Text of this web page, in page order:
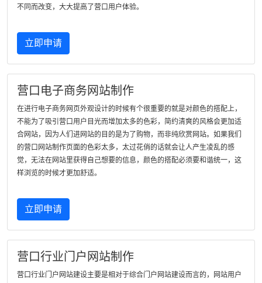
不同而改变，大大提高了营口用户体验。
立即申请
营口电子商务网站制作
在进行电子商务网页外观设计的时候有个很重要的就是对颜色的搭配上，
不能为了吸引营口用户目光而增加太多的色彩，简约清爽的风格会更加适
合网站，因为人们进网站的目的是为了购物，而非纯欣赏网站。如果我们
的营口网站制作页面的色彩太多，太过花俏的话就会让人产生凌乱的感
觉，无法在网站里获得自己想要的信息，颜色的搭配必须要和谐统一，这
样浏览的时候才更加舒适。
立即申请
营口行业门户网站制作
营口行业门户网站建设主要是相对于综合门户网站建设而言的，网站用户